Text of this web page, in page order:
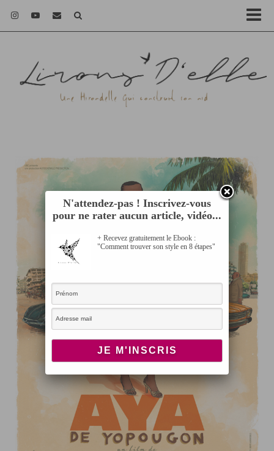
N'attendez-pas ! Inscrivez-vous
pour ne rater aucun article, vidéo...
+ Recevez gratuitement le Ebook :
"Comment trouver son style en 8 étapes"